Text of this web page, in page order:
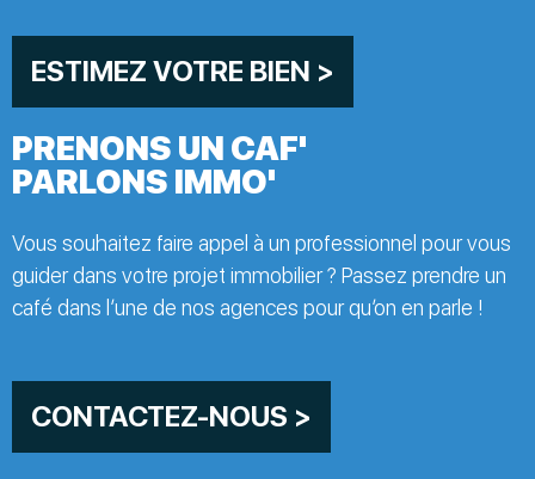
PRENONS UN CAF'
PARLONS IMMO'
Vous souhaitez faire appel à un professionnel pour vous
guider dans votre projet immobilier ? Passez prendre un
café dans l’une de nos agences pour qu’on en parle !
CONTACTEZ-NOUS >
ESTIMEZ VOTRE BIEN >